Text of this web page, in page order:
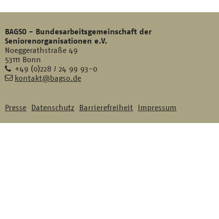
BAGSO - Bundesarbeitsgemeinschaft der
Seniorenorganisationen e.V.
Noeggerathstraße 49
53111 Bonn
Telefon
+49 (0)228 / 24 99 93-0
E- kontakt@bagso.de
Presse Datenschutz Barrierefreiheit Impressum